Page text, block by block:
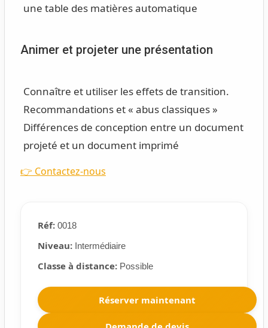
une table des matières automatique
Animer et projeter une présentation
Connaître et utiliser les effets de transition.
Recommandations et « abus classiques »
Différences de conception entre un document
projeté et un document imprimé
👉 Contactez-nous
Réf:0018
Niveau:Intermédiaire
Classe à distance:Possible
Réserver maintenant